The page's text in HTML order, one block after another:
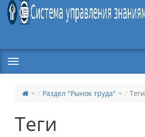
Раздел "Рынок труда" Теги
Теги